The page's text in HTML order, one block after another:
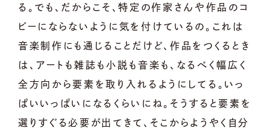
る。でも、だからこそ、特定の作家さんや作品のコ
ピーにならないように気を付けているの。これは
音楽制作にも通じることだけど、作品をつくるとき
は、アートも雑誌も小説も音楽も、なるべく幅広く
全方向から要素を取り入れるようにしてる。いっ
ぱいいっぱいになるくらいにね。そうすると要素を
選りすぐる必要が出てきて、そこからようやく自分